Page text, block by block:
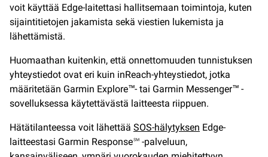
voit käyttää Edge-laitettasi hallitsemaan toimintoja, kuten
sijaintitietojen jakamista sekä viestien lukemista ja
lähettämistä.
Huomaathan kuitenkin, että onnettomuuden tunnistuksen
yhteystiedot ovat eri kuin inReach-yhteystiedot, jotka
määritetään Garmin Explore™- tai Garmin Messenger™ -
sovelluksessa käytettävästä laitteesta riippuen.
Hätätilanteessa voit lähettää SOS-hälytyksen Edge-
laitteestasi Garmin Response℠ -palveluun,